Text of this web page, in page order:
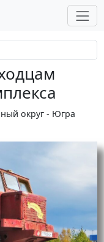
округ - Югра